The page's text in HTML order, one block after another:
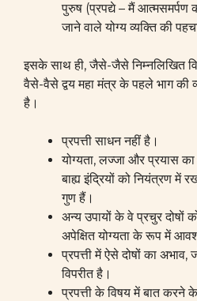
पुरुष (प्रपद्ये – मैं आत्मसमर्पण
जाने वाले योग्य व्यक्ति की
इसके साथ ही, जैसे-जैसे निम्नलिखित
वैसे-वैसे द्वय महा मंत्र के पहले भाग की
है।
प्रपत्ती साधन नहीं है।
योग्यता, लज्जा और प्रयास
बाह्य इंद्रियों को नियंत्रण में
गुण हैं।
अन्य उपायों के वे प्रचुर दोषों
अपेक्षित योग्यता के रूप में
प्रपत्ती में ऐसे दोषों का
विपरीत है।
प्रपत्ती के विषय में बात करने